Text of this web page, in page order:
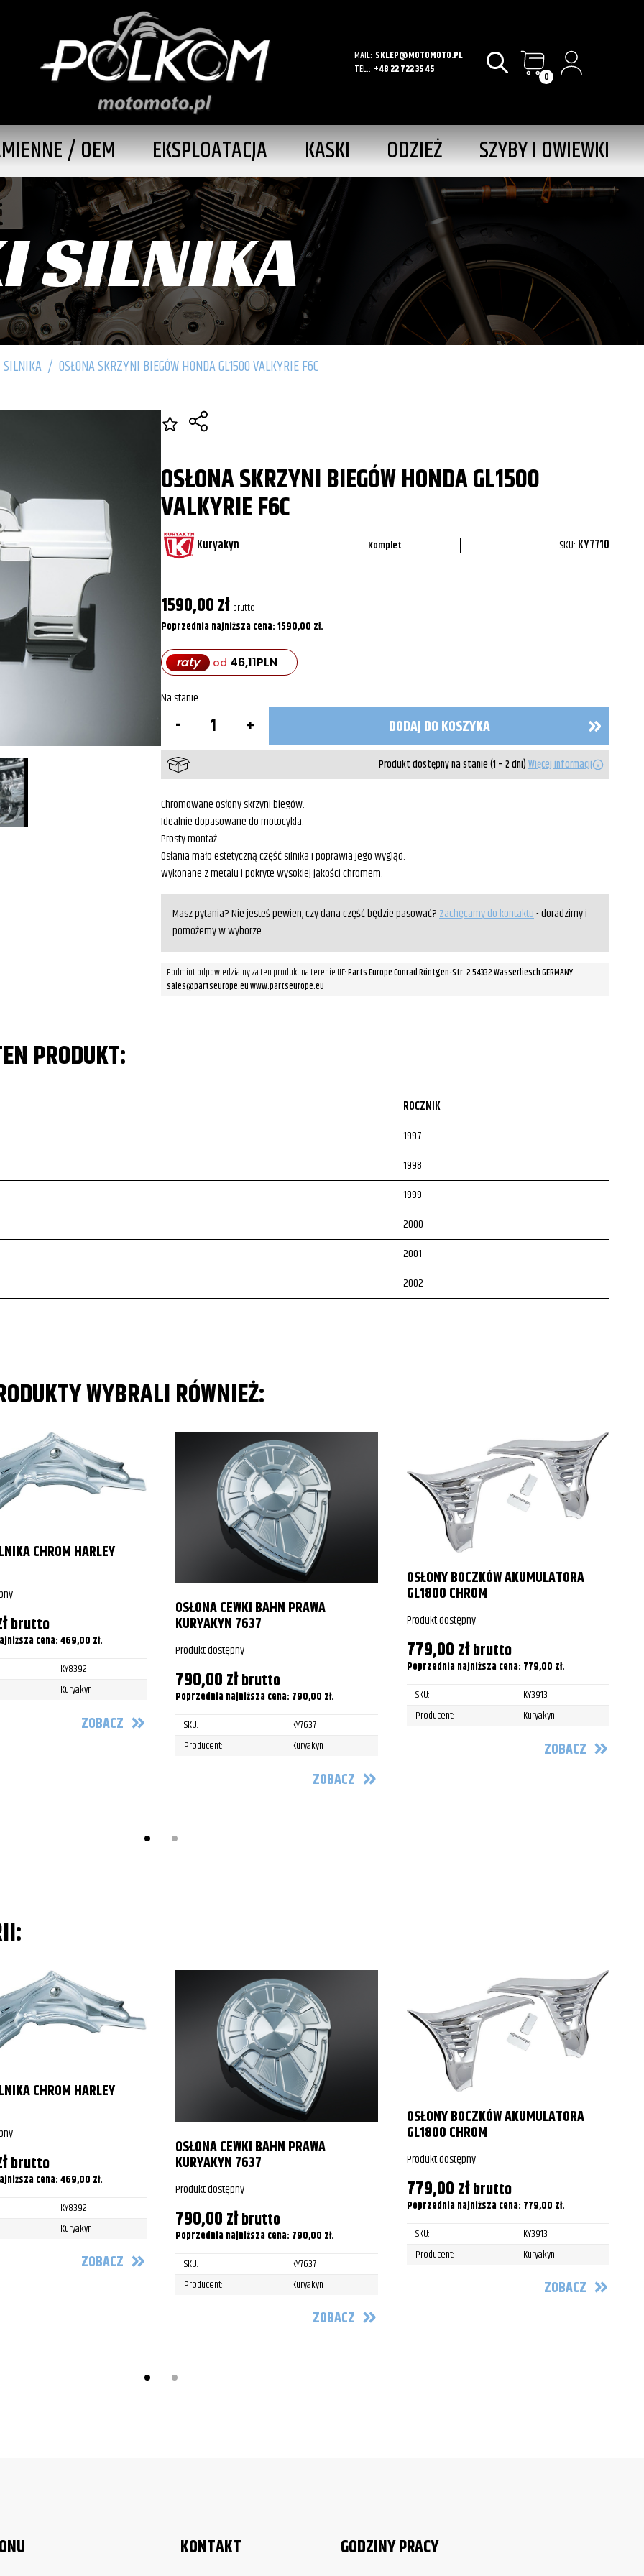
MAIL: SKLEP@MOTOMOTO.PL
TEL.: +48 22 722 35 45 0
/ OEM EKSPLOATACJA KASKI ODZIEŻ SZYBY I OWIEWKI
SILNIKA
/ OSŁONA SKRZYNI BIEGÓW HONDA GL1500 VALKYRIE F6C
OSŁONA SKRZYNI BIEGÓW HONDA GL1500
VALKYRIE F6C
Kuryakyn Komplet SKU: KY7710
1590,00zł brutto
Poprzednia najniższa cena:1590,00 zł.
raty od 46,11PLN
Na stanie
Osłona
skrzyni
biegów
F6C
DODAJ DO KOSZYKA
Produkt dostępny na stanie (1 – 2 dni)Więcej informacji
Chromowane osłony skrzyni biegów.
Idealnie dopasowane do motocykla.
Prosty montaż.
Osłania mało estetyczną część silnika i poprawia jego wygląd.
Wykonane z metalu i pokryte wysokiej jakości chromem.
Masz pytania? Nie jesteś pewien, czy dana część będzie pasować?Zachęcamy do kontaktu- doradzimy i
pomożemy w wyborze.
Podmiot odpowiedzialny za ten produkt na terenie UE:Parts Europe Conrad Röntgen-Str. 2 54332 Wasserliesch GERMANY
sales@partseurope.eu www.partseurope.eu
PRODUKT:
ROCZNIK
1997
1998
1999
2000
2001
2002
F6CT WYBRALI RÓWNIEŻ:
CHROM HARLEY
brutto
cena:469,00 zł.
KY8392
Kuryakyn
ZOBACZ
OSŁONA CEWKI BAHN PRAWA
KURYAKYN 7637
Produkt dostępny
790,00złbrutto
Poprzednia najniższa cena: 790,00 zł.
SKU:
KY7637
Producent:
Kuryakyn
ZOBACZ
OSŁONY BOCZKÓW AKUMULATORA
GL1800 CHROM
Produkt dostępny
779,00złbrutto
Poprzednia najniższa cena: 779,00 zł.
SKU:
KY3913
Producent:
Kuryakyn
ZOBACZ
CHROM HARLEY
brutto
cena:469,00 zł.
KY8392
Kuryakyn
ZOBACZ
OSŁONA CEWKI BAHN PRAWA
KURYAKYN 7637
Produkt dostępny
790,00złbrutto
Poprzednia najniższa cena: 790,00 zł.
SKU:
KY7637
Producent:
Kuryakyn
ZOBACZ
OSŁONY BOCZKÓW AKUMULATORA
GL1800 CHROM
Produkt dostępny
779,00złbrutto
Poprzednia najniższa cena: 779,00 zł.
SKU:
KY3913
Producent:
Kuryakyn
ZOBACZ
KONTAKT GODZINY PRACY